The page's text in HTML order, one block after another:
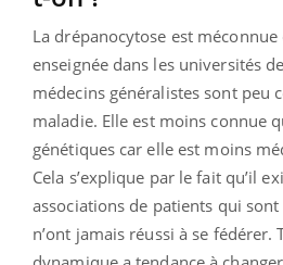
La drépanocytose est
enseignée dans les universités
médecins généralistes sont peu
maladie. Elle est moins connue
génétiques car elle est moins
Cela s’explique par le fait qu’il
associations de patients qui
n’ont jamais réussi à se fédérer.